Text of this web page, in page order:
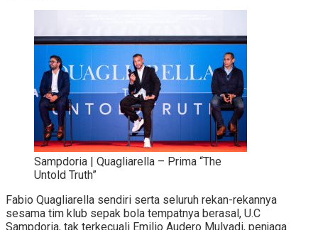
Sampdoria | Quagliarella – Prima “The
Untold Truth”
Fabio Quagliarella sendiri serta seluruh rekan-rekannya
sesama tim klub sepak bola tempatnya berasal, U.C
Sampdoria, tak terkecuali Emilio Audero Mulyadi, penjaga